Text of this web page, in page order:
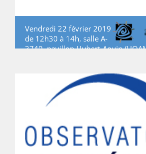
Vendredi 22 février 2019
de 12h30 à 14h, salle A-
3740, pavillon Hubert-Aquin